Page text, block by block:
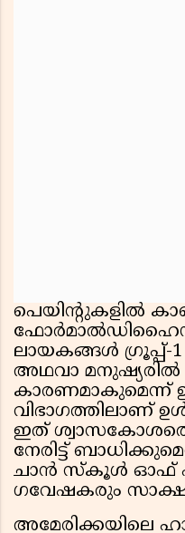
പെയിന്റുകളിൽ
ലായകങ്ങൾ
അഥവാ മനുഷ്യരിൽ
കാരണമാകുമെന്ന്
വിഭാഗത്തിലാണ്
ഇത്
നേരിട്ട്
ചാൻ സ്കൂൾ ഓഫ്
ഗവേഷകരും
അമേരിക്കയിലെ